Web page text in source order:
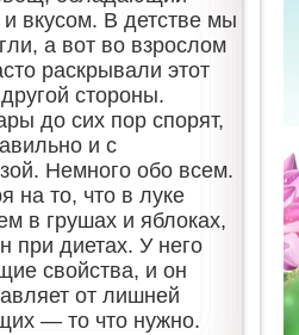
вкусом. В детстве мы
а вот во взрослом
раскрывали этот
стороны.
до сих пор спорят,
и с
Немного обо всем.
то, что в луке
в грушах и яблоках,
при диетах. У него
свойства, и он
от лишней
— то что нужно.